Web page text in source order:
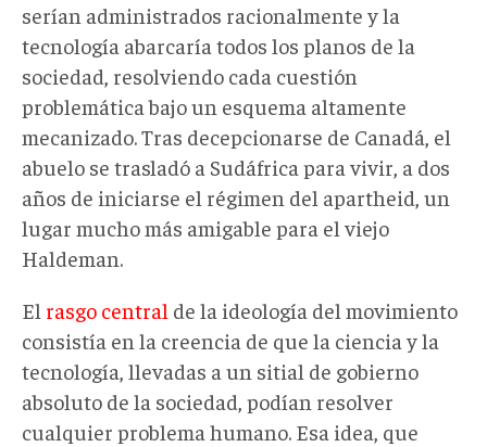
serían administrados racionalmente y la
tecnología abarcaría todos los planos de la
sociedad, resolviendo cada cuestión
problemática bajo un esquema altamente
mecanizado. Tras decepcionarse de Canadá, el
abuelo se trasladó a Sudáfrica para vivir, a dos
años de iniciarse el régimen del apartheid, un
lugar mucho más amigable para el viejo
Haldeman.
El rasgo central de la ideología del movimiento
consistía en la creencia de que la ciencia y la
tecnología, llevadas a un sitial de gobierno
absoluto de la sociedad, podían resolver
cualquier problema humano. Esa idea, que